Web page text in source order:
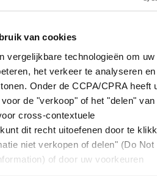
van cookies
vergelijkbare technologieën om uw
het verkeer te analyseren en
Onder de CCPA/CPRA heeft
de "verkoop" of het "delen" van
cross-contextuele
dit recht uitoefenen door te
niet verkopen of delen" (Do Not
of door uw voorkeuren
club
aanbiedingen en